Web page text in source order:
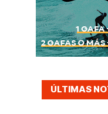
ÚLTIMAS